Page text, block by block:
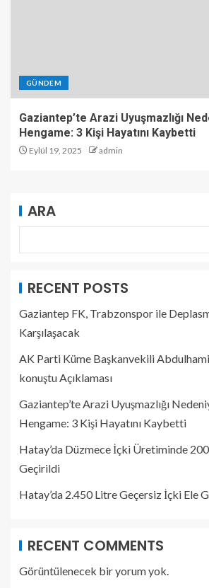
GÜNDEM
Gaziantep’te Arazi Uyuşmazlığı
Hengame: 3 Kişi Hayatını Kaybetti
Eylül 19, 2025 admin
ARA
RECENT POSTS
Gaziantep FK, Trabzonspor ile
Karşılaşacak
AK Parti Küme Başkanvekili
konuştu Açıklaması
Gaziantep’te Arazi Uyuşmazlığı
Hengame: 3 Kişi Hayatını Kaybetti
Hatay’da Düzmece İçki Üretiminde
Geçirildi
Hatay’da 2.450 Litre Geçersiz İçki Ele
RECENT COMMENTS
Görüntülenecek bir yorum yok.